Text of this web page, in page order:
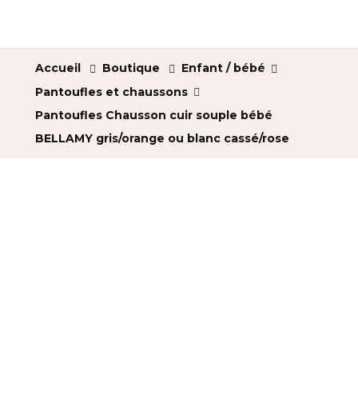
Accueil Boutique
Enfant / bébé
Pantoufles et chaussons
Pantoufles Chausson cuir souple bébé
BELLAMY gris/orange ou blanc cassé/rose